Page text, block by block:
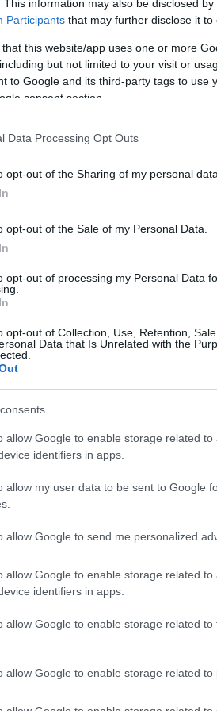
This information may also be disclosed
Participants that may further disclose it to
that this website/app uses one or more
but not limited to your visit or
to Google and its third-party tags to use
consent section.
Data Processing Opt Outs
opt-out of the Sharing of my personal data.
opt-out of the Sale of my Personal Data.
opt-out of processing my Personal Data
opt-out of Collection, Use, Retention,
Data that Is Unrelated with the
allow Google to enable storage related
identifiers in apps.
allow my user data to be sent to Google
allow Google to send me personalized
allow Google to enable storage related to
identifiers in apps.
allow Google to enable storage related
allow Google to enable storage related to
οι κυρώσεις για
όριο ταχύτητας
αυξάνεται από τα 30
ο κίνδυνος σοβαρού ατυχήματος
πώλησης και
δεν περιορίζεται μόνο
απαγορεύεται η
των 17 ετών.
1.000 ευρώ στις